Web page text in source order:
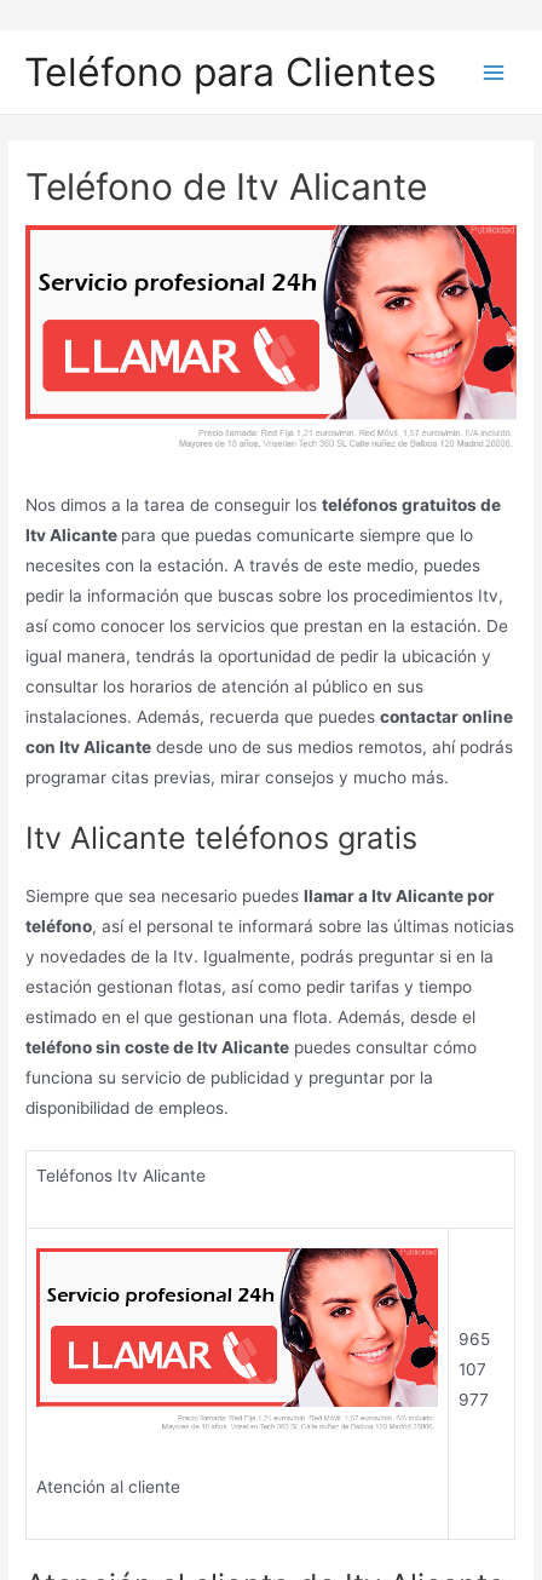
contenido
Teléfono para Clientes
Teléfono de Itv Alicante
Nos dimos a la tarea de conseguir losteléfonos gratuitos de
Itv Alicante para que puedas comunicarte siempre que lo
necesites con la estación. A través de este medio, puedes
pedir la información que buscas sobre los procedimientos Itv,
así como conocer los servicios que prestan en la estación. De
igual manera, tendrás la oportunidad de pedir la ubicación y
consultar los horarios de atención al público en sus
instalaciones. Además, recuerda que puedescontactar online
con Itv Alicante desde uno de sus medios remotos, ahí podrás
programar citas previas, mirar consejos y mucho más.
Itv Alicante teléfonos gratis
Siempre que sea necesario puedesllamar a Itv Alicante por
teléfono, así el personal te informará sobre las últimas noticias
y novedades de la Itv. Igualmente, podrás preguntar si en la
estación gestionan flotas, así como pedir tarifas y tiempo
estimado en el que gestionan una flota. Además, desde el
teléfono sin coste de Itv Alicante puedes consultar cómo
funciona su servicio de publicidad y preguntar por la
disponibilidad de empleos.
Teléfonos Itv Alicante
Atención al cliente
965
107
977